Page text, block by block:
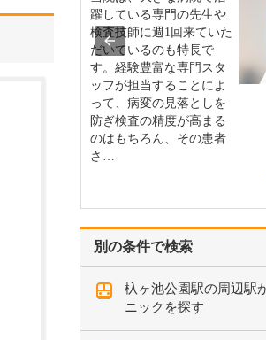
別の条件で検索
杁ヶ池公園駅の周辺駅
ニックを探す
躍している専門の先生や
検査技師に週1回来ていた
だいているのも特長で
す。経験豊富な専門スタ
ッフが担当することによ
って、病変の見落としを
防ぎ検査の精度が高まる
のはもちろん、その患者
さ…